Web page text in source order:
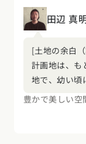
田辺 真
[土地の余白
計画地は、も
地で、幼い頃
っている思い
は70cm～
植栽は1階の
豊かで美しい空